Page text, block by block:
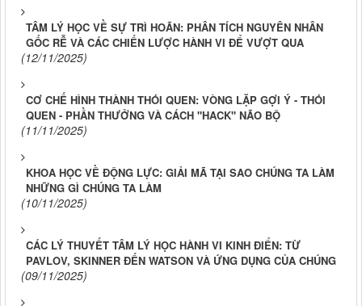
TÂM LÝ HỌC VỀ SỰ TRÌ HOÃN: PHÂN TÍCH NGUYÊN NHÂN
GỐC RỄ VÀ CÁC CHIẾN LƯỢC HÀNH VI ĐỂ VƯỢT QUA
(12/11/2025)
CƠ CHẾ HÌNH THÀNH THÓI QUEN: VÒNG LẶP GỢI Ý - THÓI
QUEN - PHẦN THƯỞNG VÀ CÁCH "HACK" NÃO BỘ
(11/11/2025)
KHOA HỌC VỀ ĐỘNG LỰC: GIẢI MÃ TẠI SAO CHÚNG TA LÀM
NHỮNG GÌ CHÚNG TA LÀM
(10/11/2025)
CÁC LÝ THUYẾT TÂM LÝ HỌC HÀNH VI KINH ĐIỂN: TỪ
PAVLOV, SKINNER ĐẾN WATSON VÀ ỨNG DỤNG CỦA CHÚNG
(09/11/2025)